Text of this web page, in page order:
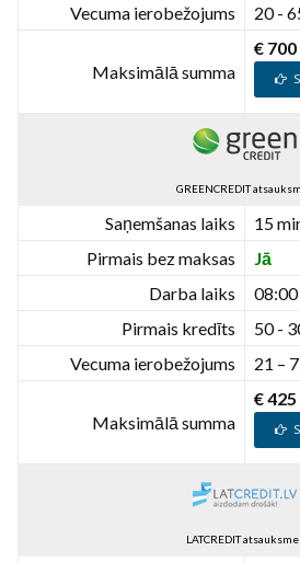
Vecuma ierobežojums
20 -
Maksimālā summa
€ 700
GREENCREDIT
Saņemšanas laiks
15
Pirmais bez maksas
Jā
Darba laiks
Pirmais kredīts
50 -
Vecuma ierobežojums
21 –
Maksimālā summa
€ 425
LATCREDIT